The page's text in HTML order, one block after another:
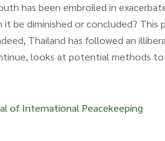
has been embroiled in
it be diminished or concluded?
Thailand has followed an
looks at potential methods to
of International Peacekeeping